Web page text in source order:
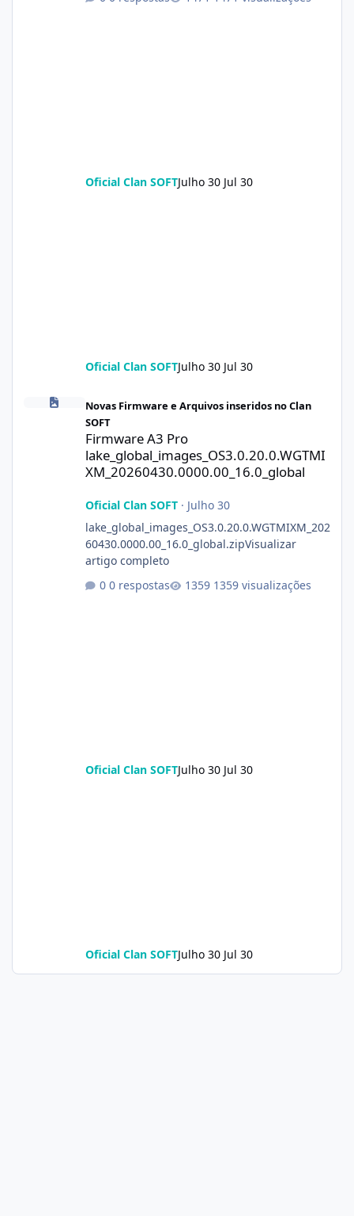
Oficial Clan SOFTJulho 30 Jul 30
Oficial Clan SOFTJulho 30 Jul 30
Firmware A3 Pro
Novas Firmware e Arquivos inseridos no Clan
SOFT
Firmware A3 Pro
lake_global_images_OS3.0.20.0.WGTMI
XM_20260430.0000.00_16.0_global
Oficial Clan SOFT· Julho 30
lake_global_images_OS3.0.20.0.WGTMIXM_202
60430.0000.00_16.0_global.zipVisualizar
artigo completo
0 respostas
1359 visualizações
Oficial Clan SOFTJulho 30 Jul 30
Oficial Clan SOFTJulho 30 Jul 30